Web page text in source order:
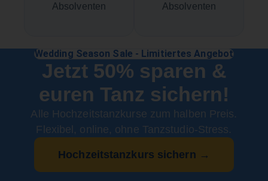
Absolventen
Absolventen
Wedding Season Sale - Limitiertes Angebot
Jetzt 50% sparen &
euren Tanz sichern!
Alle Hochzeitstanzkurse zum halben Preis.
Flexibel, online, ohne Tanzstudio-Stress.
Hochzeitstanzkurs sichern →